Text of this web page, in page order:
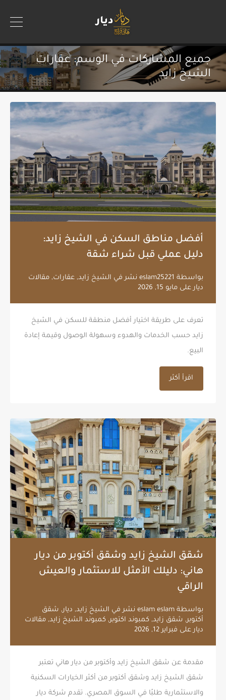
جميع المشاركات في الوسم: عقارات
الشيخ زايد
أفضل مناطق السكن في الشيخ زايد:
دليل عملي قبل شراء شقة
بواسطة eslam25221 نشر في الشيخ زايد, عقارات, مقالات
ديار على مايو 15, 2026
تعرف على طريقة اختيار أفضل منطقة للسكن في الشيخ
زايد حسب الخدمات والهدوء وسهولة الوصول وقيمة إعادة
البيع.
اقرأ أكثر
شقق الشيخ زايد وشقق أكتوبر من ديار
هاني: دليلك الأمثل للاستثمار والعيش
الراقي
بواسطة eslam eslam نشر في الشيخ زايد, ديار , شقق
أكتوبر , شقق زايد, كمبوند اكتوبر , كمبوند الشيخ زايد, مقالات
ديار على فبراير 12, 2026
مقدمة عن شقق الشيخ زايد وأكتوبر من ديار هاني تعتبر
شقق الشيخ زايد وشقق أكتوبر من أكثر الخيارات السكنية
والاستثمارية طلبًا في السوق المصري. تقدم شركة ديار